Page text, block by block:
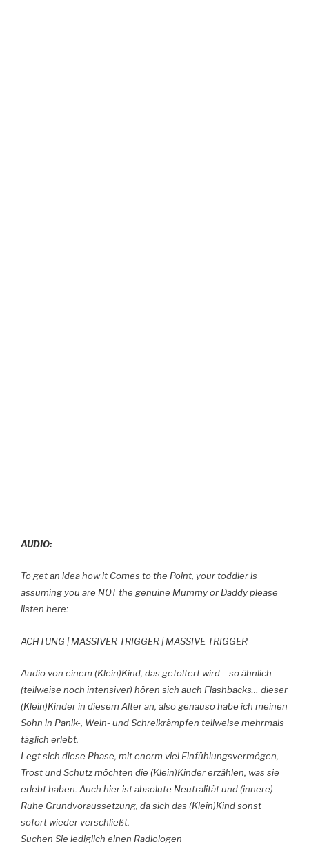
AUDIO:
To get an idea how it Comes to the Point, your toddler is
assuming you are NOT the genuine Mummy or Daddy please
listen here:
ACHTUNG | MASSIVER TRIGGER | MASSIVE TRIGGER
Audio von einem (Klein)Kind, das gefoltert wird – so ähnlich
(teilweise noch intensiver) hören sich auch Flashbacks… dieser
(Klein)Kinder in diesem Alter an, also genauso habe ich meinen
Sohn in Panik-, Wein- und Schreikrämpfen teilweise mehrmals
täglich erlebt.
Legt sich diese Phase, mit enorm viel Einfühlungsvermögen,
Trost und Schutz möchten die (Klein)Kinder erzählen, was sie
erlebt haben. Auch hier ist absolute Neutralität und (innere)
Ruhe Grundvoraussetzung, da sich das (Klein)Kind sonst
sofort wieder verschließt.
Suchen Sie lediglich einen Radiologen